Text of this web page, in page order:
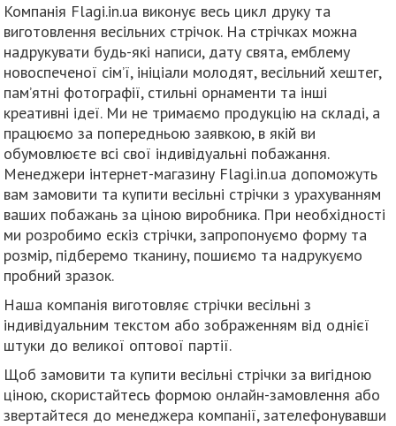
Компанія Flagi.in.ua виконує весь цикл друку та
виготовлення весільних стрічок. На стрічках можна
надрукувати будь-які написи, дату свята, емблему
новоспеченої сім’ї, ініціали молодят, весільний хештег,
пам’ятні фотографії, стильні орнаменти та інші
креативні ідеї. Ми не тримаємо продукцію на складі, а
працюємо за попередньою заявкою, в якій ви
обумовлюєте всі свої індивідуальні побажання.
Менеджери інтернет-магазину Flagi.in.ua допоможуть
вам замовити та купити весільні стрічки з урахуванням
ваших побажань за ціною виробника. При необхідності
ми розробимо ескіз стрічки, запропонуємо форму та
розмір, підберемо тканину, пошиємо та надрукуємо
пробний зразок.
Наша компанія виготовляє стрічки весільні з
індивідуальним текстом або зображенням від однієї
штуки до великої оптової партії.
Щоб замовити та купити весільні стрічки за вигідною
ціною, скористайтесь формою онлайн-замовлення або
звертайтеся до менеджера компанії, зателефонувавши